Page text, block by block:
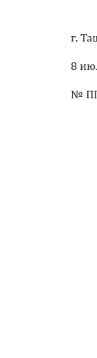
г.
8
№